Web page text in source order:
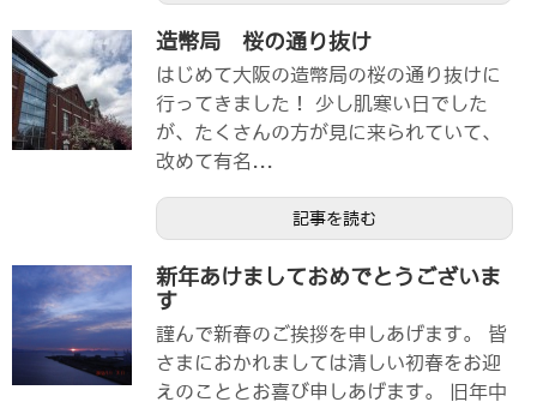
造幣局 桜の通り抜け
はじめて大阪の造幣局の桜の通り抜けに
行ってきました！ 少し肌寒い日でした
が、たくさんの方が見に来られていて、
改めて有名...
記事を読む
新年あけましておめでとうございま
す
謹んで新春のご挨拶を申しあげます。 皆
さまにおかれましては清しい初春をお迎
えのこととお喜び申しあげます。 旧年中